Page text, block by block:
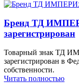
Бренд ТД
зарегистрирован
Товарный знак ТД
зарегистрирован в
собственности.
Читать полностью